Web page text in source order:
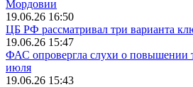
Мордовии
19.06.26 16:50
ЦБ РФ рассматривал три варианта
19.06.26 15:47
ФАС опровергла слухи о повышении
июля
19.06.26 15:43